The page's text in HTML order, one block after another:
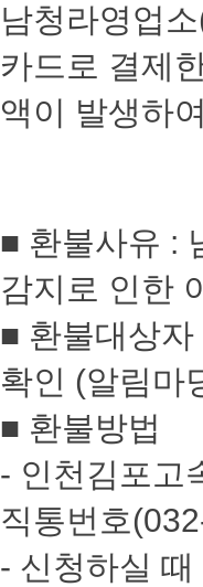
남청라영업소
카드로 결제
액이 발생하
■ 환불사유 :
감지로 인한
■ 환불대상
확인 (알림마
■ 환불방법
- 인천김포고
직통번호
- 신청하실